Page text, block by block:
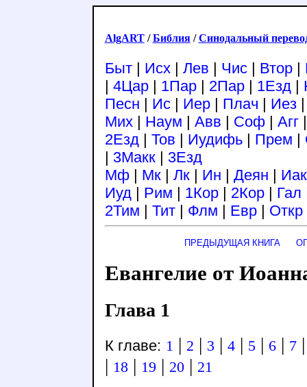
AlgART/Библия/Синодальный
Быт| Исх| Лев | Чис| Втор|
| 4Цар| 1Пар| 2Пар| 1Езд|
Песн | Ис| Иер| Плач | Иез
Мих| Наум | Авв | Соф| Агг
2Езд| Тов | Иудифь| Прем |
| 3Макк| 3Езд
Мф| Мк| Лк| Ин | Деян | Иак
Иуд| Рим | 1Кор| 2Кор| Гал
2Тим | Тит| Флм | Евр| Откр
ПРЕДЫДУЩАЯ КНИГА
Евангелие от
Глава 1
К главе: 1 | 2 | 3 | 4| 5| 6| 7
| 18| 19 | 20| 21